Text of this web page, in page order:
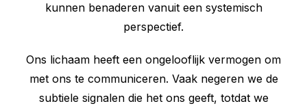
kunnen benaderen vanuit een systemisch
perspectief.
Ons lichaam heeft een ongelooflijk vermogen om
met ons te communiceren. Vaak negeren we de
subtiele signalen die het ons geeft, totdat we